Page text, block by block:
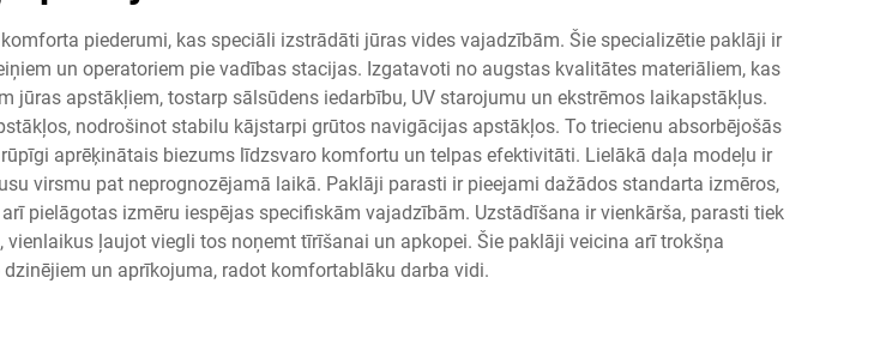
piederumi, kas speciāli izstrādāti jūras vides vajadzībām. Šie specializētie paklāji ir
un operatoriem pie vadības stacijas. Izgatavoti no augstas kvalitātes materiāliem, kas
apstākļiem, tostarp sālsūdens iedarbību, UV starojumu un ekstrēmos laikapstākļus.
nodrošinot stabilu kājstarpi grūtos navigācijas apstākļos. To triecienu absorbējošās
aprēķinātais biezums līdzsvaro komfortu un telpas efektivitāti. Lielākā daļa modeļu ir
virsmu pat neprognozējamā laikā. Paklāji parasti ir pieejami dažādos standarta izmēros,
pielāgotas izmēru iespējas specifiskām vajadzībām. Uzstādīšana ir vienkārša, parasti tiek
ļaujot viegli tos noņemt tīrīšanai un apkopei. Šie paklāji veicina arī trokšņa
un aprīkojuma, radot komfortablāku darba vidi.